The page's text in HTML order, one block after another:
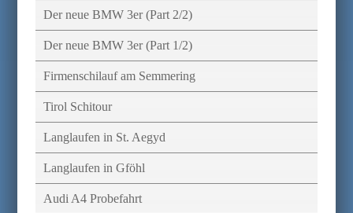
Der neue BMW 3er (Part 2/2)
Der neue BMW 3er (Part 1/2)
Firmenschilauf am Semmering
Tirol Schitour
Langlaufen in St. Aegyd
Langlaufen in Gföhl
Audi A4 Probefahrt